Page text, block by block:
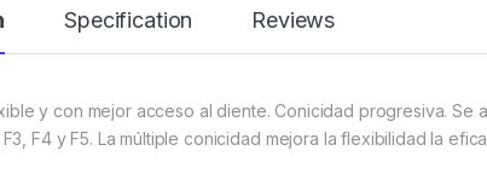
Specification Reviews
y con mejor acceso al diente. Conicidad progresiva. Se
F4 y F5. La múltiple conicidad mejora la flexibilidad la